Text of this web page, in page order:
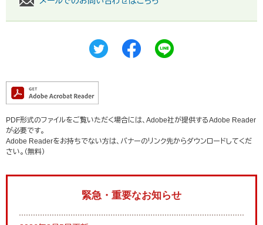
PDF形式のファイルをご覧いただく場合には、Adobe社が提供するAdobe Reader
が必要です。
Adobe Readerをお持ちでない方は、バナーのリンク先からダウンロードしてくだ
さい。（無料）
緊急・重要なお知らせ